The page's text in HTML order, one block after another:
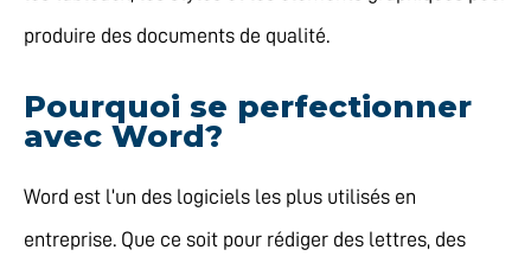
produire des documents de qualité.
Pourquoi se perfectionner
avec Word?
Word est l’un des logiciels les plus utilisés en
entreprise. Que ce soit pour rédiger des lettres, des